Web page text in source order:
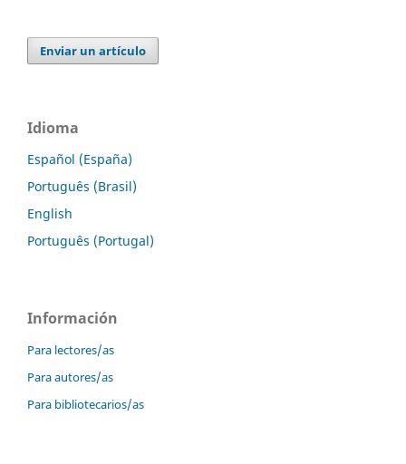
Enviar un artículo
Idioma
Español (España)
Português (Brasil)
English
Português (Portugal)
Información
Para lectores/as
Para autores/as
Para bibliotecarios/as